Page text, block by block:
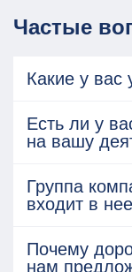
Частые
Какие у вас
Есть ли у
на вашу
Группа
входит в
Почему
нам